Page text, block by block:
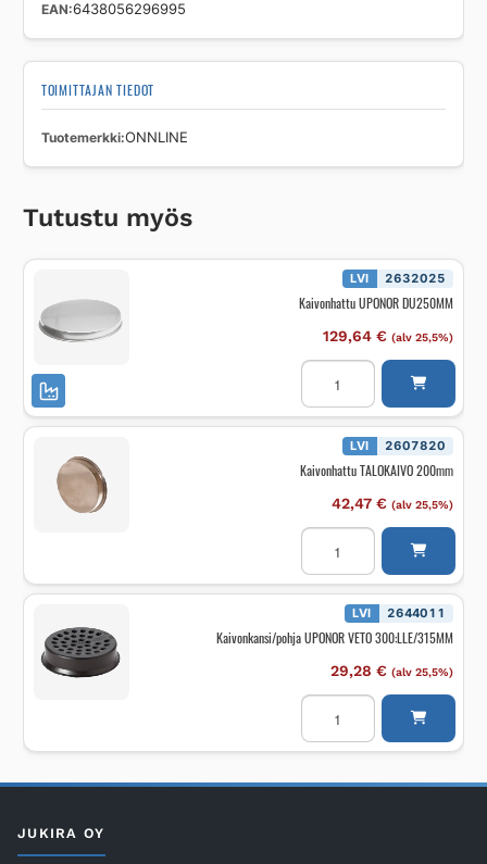
EAN 6438056296995
TOIMITTAJAN TIEDOT
Tuotemerkki ONNLINE
Tutustu myös
LVI 2632025
Kaivonhattu UPONOR DU250MM
129,64 € (alv 25,5%)
Kaivonhattu
UPONOR
DU250MM
määrä
LVI 2607820
Kaivonhattu TALOKAIVO 200mm
42,47 € (alv 25,5%)
Kaivonhattu
TALOKAIVO
200mm
määrä
LVI 2644011
Kaivonkansi/pohja UPONOR VETO 300:LLE/315MM
29,28 € (alv 25,5%)
Kaivonkansi/pohja
UPONOR
VETO
300:LLE/315MM
JUKIRA OY